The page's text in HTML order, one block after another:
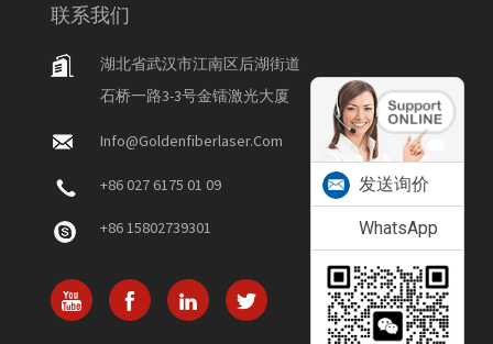
联系我们
湖北省武汉市江南区后湖街道
石桥一路3-3号金镭激光大厦
Info@goldenfiberlaser.com
+86 027 6175 01 09
+86 15802739301
发送询价
WhatsApp